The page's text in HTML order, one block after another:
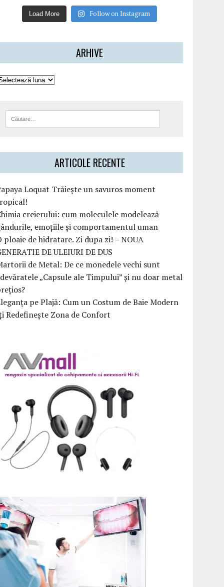
Load More Follow on Instagram
ARHIVE
ARTICOLE RECENTE
Loquat Trăiește un savuros moment
creierului: cum moleculele modelează
emoțiile și comportamentul uman
ploaie de hidratare. Zi dupa zi! – NOUA
DE ULEIURI DE DUS
de Metal: De ce monedele vechi sunt
„Capsule ale Timpului” și nu doar metal
pe Plajă: Cum un Costum de Baie Modern
Redefinește Zona de Confort